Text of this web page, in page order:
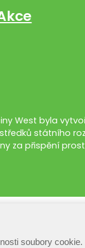
West byla
státního
za přispění
soubory cookie.